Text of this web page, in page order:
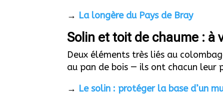
→ La longère du Pays de Bray
Solin et toit de chaume : à
Deux éléments très liés au
au pan de bois — ils ont chacun leur
→ Le solin : protéger la base d’un